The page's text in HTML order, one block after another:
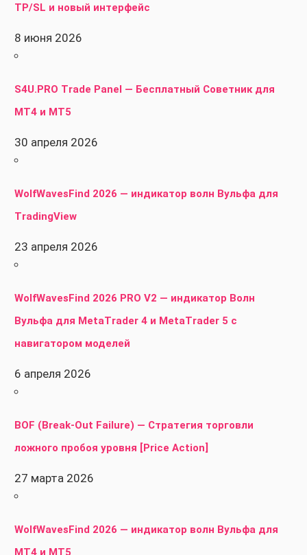
TP/SL и новый интерфейс
8 июня 2026
S4U.PRO Trade Panel — Бесплатный Советник для
MT4 и MT5
30 апреля 2026
WolfWavesFind 2026 — индикатор волн Вульфа для
TradingView
23 апреля 2026
WolfWavesFind 2026 PRO V2 — индикатор Волн
Вульфа для MetaTrader 4 и MetaTrader 5 с
навигатором моделей
6 апреля 2026
BOF (Break-Out Failure) — Стратегия торговли
ложного пробоя уровня [Price Action]
27 марта 2026
WolfWavesFind 2026 — индикатор волн Вульфа для
MT4 и MT5